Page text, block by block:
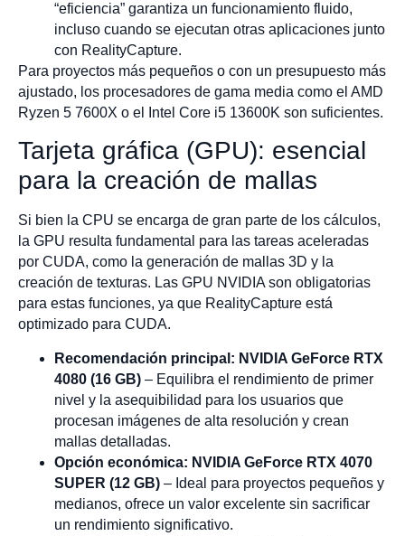
“eficiencia” garantiza un funcionamiento fluido,
incluso cuando se ejecutan otras aplicaciones junto
con RealityCapture.
Para proyectos más pequeños o con un presupuesto más
ajustado, los procesadores de gama media como el AMD
Ryzen 5 7600X o el Intel Core i5 13600K son suficientes.
Tarjeta gráfica (GPU): esencial
para la creación de mallas
Si bien la CPU se encarga de gran parte de los cálculos,
la GPU resulta fundamental para las tareas aceleradas
por CUDA, como la generación de mallas 3D y la
creación de texturas. Las GPU NVIDIA son obligatorias
para estas funciones, ya que RealityCapture está
optimizado para CUDA.
Recomendación principal: NVIDIA GeForce RTX
4080 (16 GB) – Equilibra el rendimiento de primer
nivel y la asequibilidad para los usuarios que
procesan imágenes de alta resolución y crean
mallas detalladas.
Opción económica: NVIDIA GeForce RTX 4070
SUPER (12 GB) – Ideal para proyectos pequeños y
medianos, ofrece un valor excelente sin sacrificar
un rendimiento significativo.